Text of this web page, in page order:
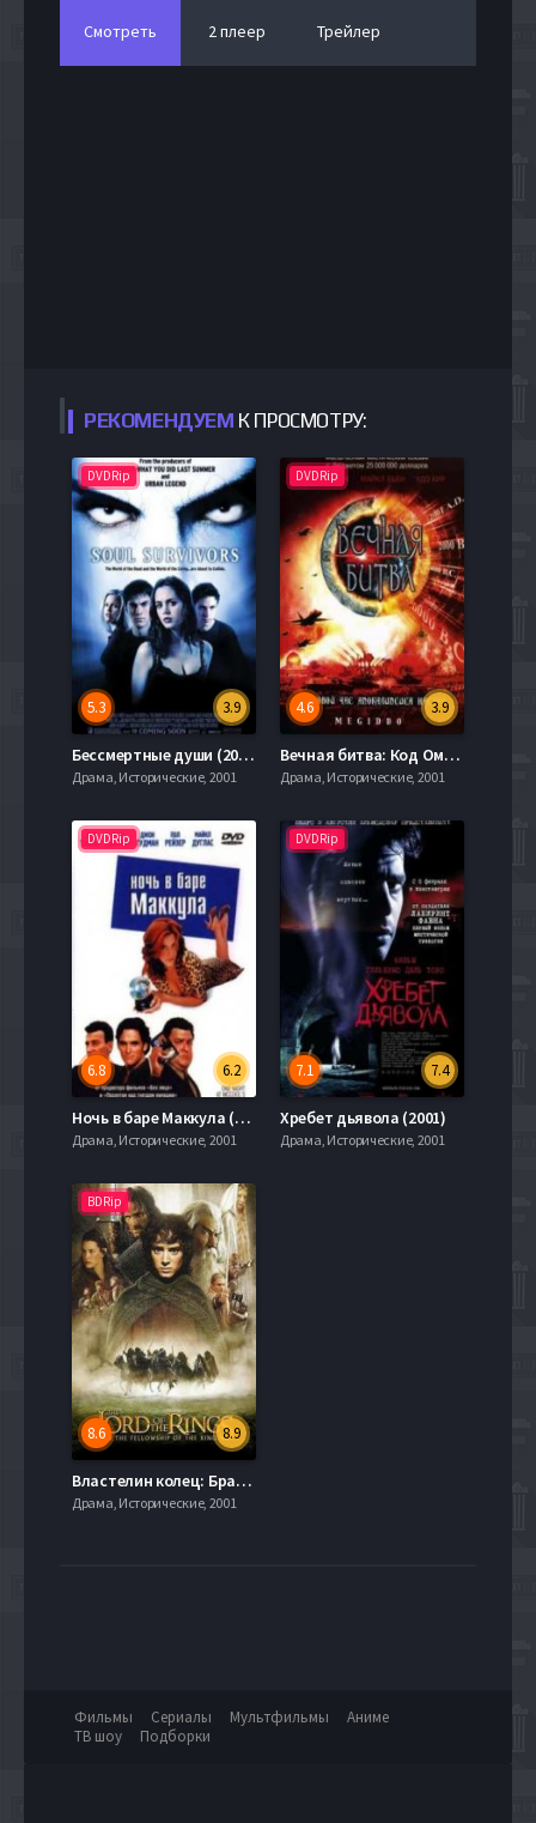
Смотреть 2 плеер Трейлер
РЕКОМЕНДУЕМ К ПРОСМОТРУ:
DVDRip
3.9
5.3
Бессмертные души (2001)
Драма, Исторические, 2001
DVDRip
3.9
4.6
Вечная битва: Код Омега 2 (2001)
Драма, Исторические, 2001
DVDRip
6.2
6.8
Ночь в баре Маккула (2001)
Драма, Исторические, 2001
DVDRip
7.4
7.1
Хребет дьявола (2001)
Драма, Исторические, 2001
BDRip
8.9
8.6
Властелин колец: Братство кольца (2001)
Драма, Исторические, 2001
Фильмы Сериалы Мультфильмы
Аниме
ТВ шоу
Подборки